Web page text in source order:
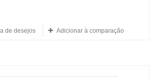
de desejos Adicionar à comparação